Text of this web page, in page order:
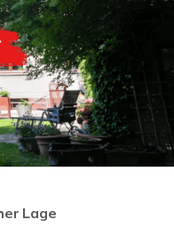
Lage